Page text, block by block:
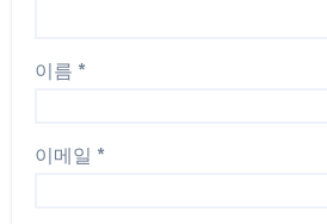
이름 *
이메일 *